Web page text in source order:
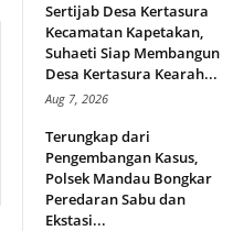
Sertijab Desa Kertasura
Kecamatan Kapetakan,
Suhaeti Siap Membangun
Desa Kertasura Kearah...
Aug 7, 2026
Terungkap dari
Pengembangan Kasus,
Polsek Mandau Bongkar
Peredaran Sabu dan
Ekstasi...